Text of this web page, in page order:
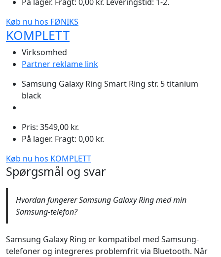
Køb nu hos FØNIKS
KOMPLETT
Virksomhed
Partner reklame link
Samsung Galaxy Ring Smart Ring str. 5 titanium
black
Pris: 3549,00 kr.
På lager. Fragt: 0,00 kr.
Køb nu hos KOMPLETT
Spørgsmål og svar
Hvordan fungerer Samsung Galaxy Ring med min
Samsung-telefon?
Samsung Galaxy Ring er kompatibel med Samsung-
telefoner og integreres problemfrit via Bluetooth. Når